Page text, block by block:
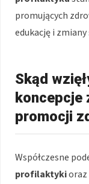
promujących
edukację i
Skąd
promocji
Współczesne
profilaktykioraz